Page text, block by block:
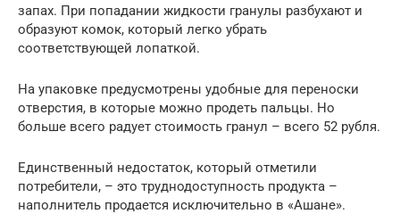
запах. При попадании жидкости гранулы разбухают и
образуют комок, который легко убрать
соответствующей лопаткой.
На упаковке предусмотрены удобные для переноски
отверстия, в которые можно продеть пальцы. Но
больше всего радует стоимость гранул – всего 52 рубля.
Единственный недостаток, который отметили
потребители, – это труднодоступность продукта –
наполнитель продается исключительно в «Ашане».